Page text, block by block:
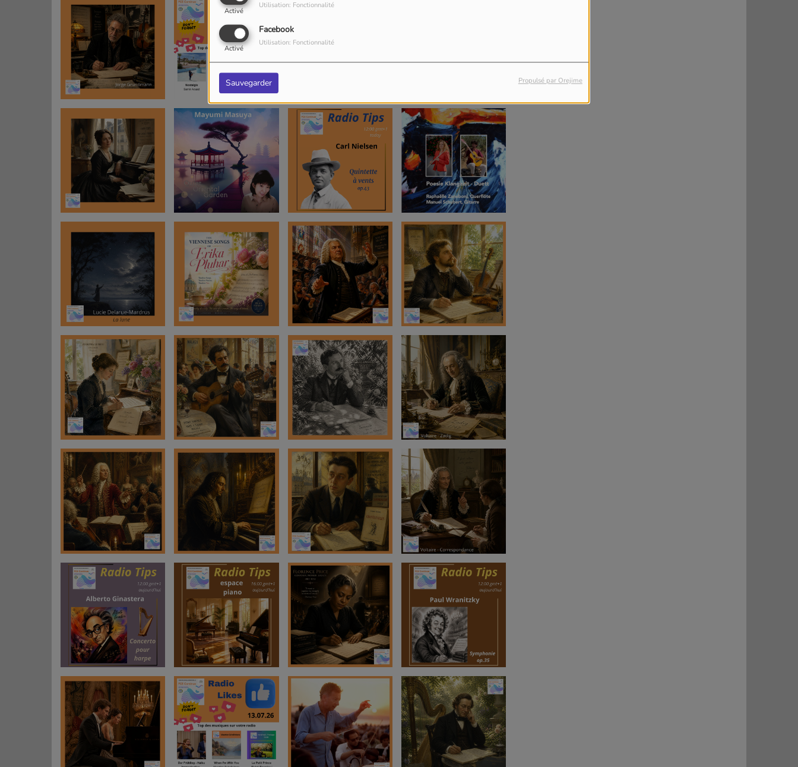
Activé
Utilisation: Fonctionnalité
Facebook
Activé
Utilisation: Fonctionnalité
Sauvegarder Propulsé par Orejime